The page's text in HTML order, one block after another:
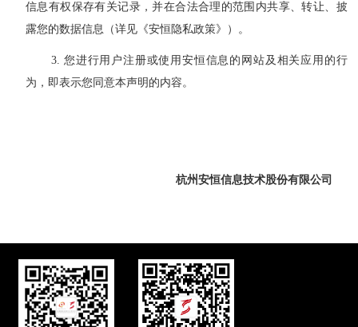
信息有权保存有关记录，并在合法合理的范围内共享、转让、披
露您的数据信息（详见《安恒隐私政策》） 。
3 您进行用户注册或使用安恒信息的网站及相关应用的行
为，即表示您同意本声明 的内容。
杭州安恒信息技术股份有限公司